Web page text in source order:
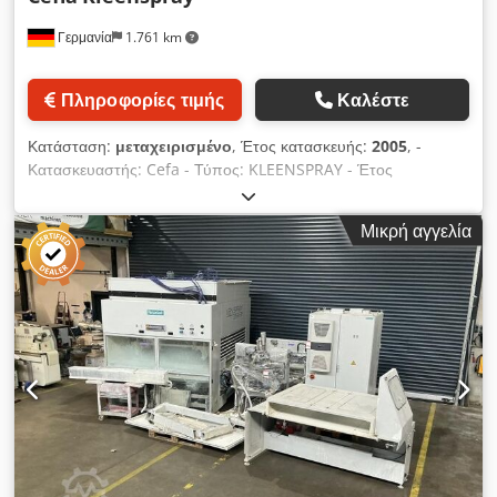
- Φωτεινή κουρτίνα, ανίχνευση τεμαχίων, τύπος: LS 25 -
χαρτιού - Ιμάντας και σύστημα καθαρισμού, τύπος: R1
Dcodpfx Agjztf Nhskek - Εγκατεστημένοι κύκλοι χρωμάτων: 2
Σύστημα γρήγορης αλλαγής για συσκευές ψεκασμού -
Συσκευές ψεκασμού, τύπος: Kremlin Airmix AVX - Σύστημα
ψεκασμού Airmix - Αριθμός αντλιών χρωμάτων: 1 τεμ. -
Κατασκευαστής αντλίας: Wagner Cobra 40/25 - Μήκος:
3.630mm - Πλάτος: 3.450 + 990mm - Συνολική κατανάλωση:
16 KW - Τοποθεσία, δεν βρίσκεται στην αποθήκη -
Διακυμάνσεις τάσης: μέγιστο +/- 5% Θέση 3 Μεταφορέας με
ολίσθρες: - Κατασκευαστής: Venjakob - Τύπος: Μεταφορέας
με ολίσθρες - Έτος κατασκευής: 2014 - Ταχύτητα μεταφοράς:
περίπου 2,5 - 5 m/λεπτό - Μέγιστο φορτίο: 15 kg/m - Μήκος:
2.000mm - Απόσταση μεταξύ ολισθρών: 150m - Έλεγχος
μέσω μετατροπέα συχνότητας (FU) *Οι εικόνες είναι απλώς
παραδείγματα, δεν είναι αυθεντικά.*
Γερμανία 1.761 km
Πληροφορίες τιμής Καλέστε
Κατάσταση: μεταχειρισμένο, Έτος κατασκευής: 2005, -
Κατασκευαστής: Cefa - Τύπος: KLEENSPRAY - Έτος
κατασκευής: 2005 - Πλάτος εργασίας: 1.200 mm - Ύψος
εργασίας: 900 mm + - 20 mm - Πλευρά χειρισμού: Δεξιά - Τιμή
για ανακατασκευασμένο μηχάνημα - Κίνηση πιστολιών: Διπλή
έκδοση (Duo) - Ρυθμιζόμενα σε ύψος συστήματα ψεκασμού -
Σύστημα αναρρόφησης ξηρού αέρα - Διάμετρος ακροφυσίου
αναρρόφησης: 490 x 350 mm Dcjdpfx Aoxnbhvsgkok -
Απόδοση εξαερισμού: ~ 6.500 m³/h - Σύστημα μεταφοράς
ταινίας χαρτιού - Ρυθμιζόμενη ταχύτητα προώθησης, χωρίς
στάδια: 1,5 - 7 m/min - Έλεγχος PLC με οθόνη αφής - Αριθμός
εγκατεστημένων συστημάτων ψεκασμού: 4 τεμ. - Αριθμός
αντλιών βαφής: 1 τεμ. - Κατάλληλο για βαφές με διαλύτες -
Κατάλληλο για βαφές με βάση το νερό - Μήκος: 4.300 mm -
Πλάτος: 3.360 mm + 1850 mm - Ύψος: 2.700 mm - Συνολική
Μικρή αγγελία